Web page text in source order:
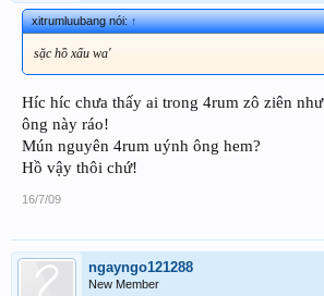
xitrumluubang nói:↑
sặc hồ xấu wa'
Híc híc chưa thấy ai trong 4rum zô ziên như
ông này ráo!
Mún nguyên 4rum uýnh ông hem?
Hồ vậy thôi chứ!
16/7/09
ngayngo121288
New Member